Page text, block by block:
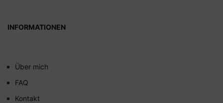
INFORMATIONEN
Über mich
FAQ
Kontakt